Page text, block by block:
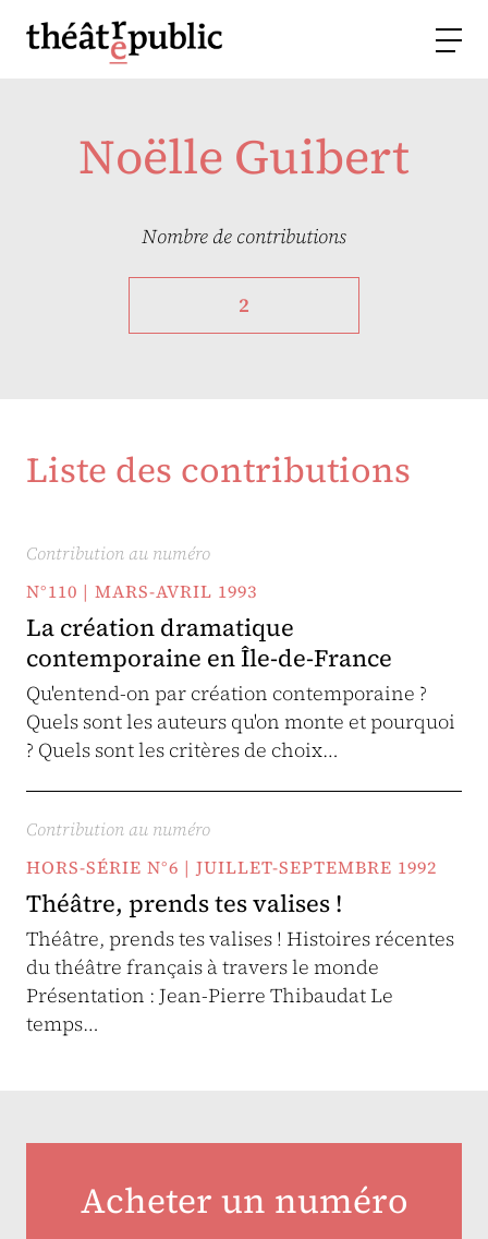
Noëlle Guibert
Nombre de contributions
2
Liste des contributions
Contribution au numéro
N°110 | MARS-AVRIL 1993
La création dramatique
contemporaine en Île-de-France
Qu'entend-on par création contemporaine ?
Quels sont les auteurs qu'on monte et pourquoi
? Quels sont les critères de choix…
Contribution au numéro
HORS-SÉRIE N°6 | JUILLET-SEPTEMBRE 1992
Théâtre, prends tes valises !
Théâtre, prends tes valises ! Histoires récentes
du théâtre français à travers le monde
Présentation : Jean-Pierre Thibaudat Le
temps…
Acheter un numéro